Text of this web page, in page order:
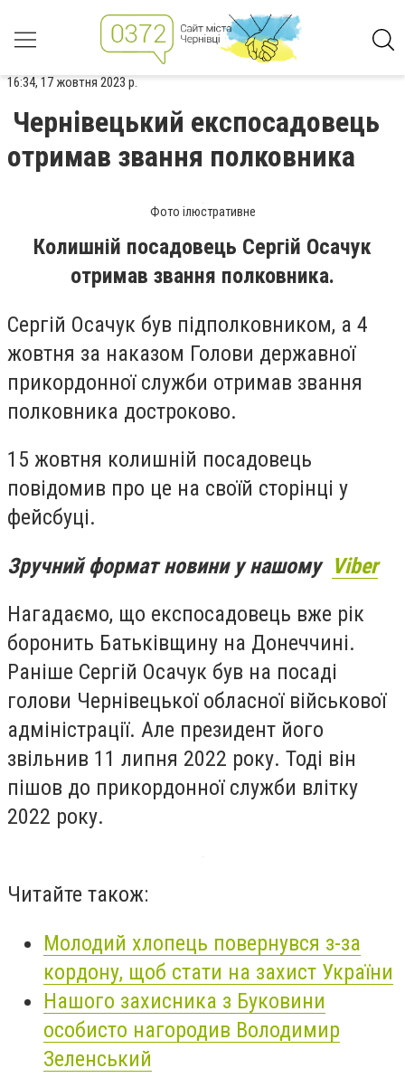
16:34, 17 жовтня 2023 р.
Чернівецький експосадовець
отримав звання полковника
Фото ілюстративне
Колишній посадовець Сергій Осачук
отримав звання полковника.
Сергій Осачук був підполковником, а 4
жовтня за наказом Голови державної
прикордонної служби отримав звання
полковника достроково.
15 жовтня колишній посадовець
повідомив про це на своїй сторінці у
фейсбуці.
Зручний формат новини у нашому Viber
Нагадаємо, що експосадовець вже рік
боронить Батьківщину на Донеччині.
Раніше Сергій Осачук був на посаді
голови Чернівецької обласної військової
адміністрації. Але президент його
звільнив 11 липня 2022 року. Тоді він
пішов до прикордонної служби влітку
2022 року.
Читайте також:
Молодий хлопець повернувся з-за
кордону, щоб стати на захист України
Нашого захисника з Буковини
особисто нагородив Володимир
Зеленський